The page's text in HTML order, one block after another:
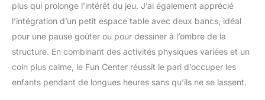
plus qui prolonge l’intérêt du jeu. J’ai également apprécié
l’intégration d’un petit espace table avec deux bancs, idéal
pour une pause goûter ou pour dessiner à l’ombre de la
structure. En combinant des activités physiques variées et un
coin plus calme, le Fun Center réussit le pari d’occuper les
enfants pendant de longues heures sans qu’ils ne se lassent.